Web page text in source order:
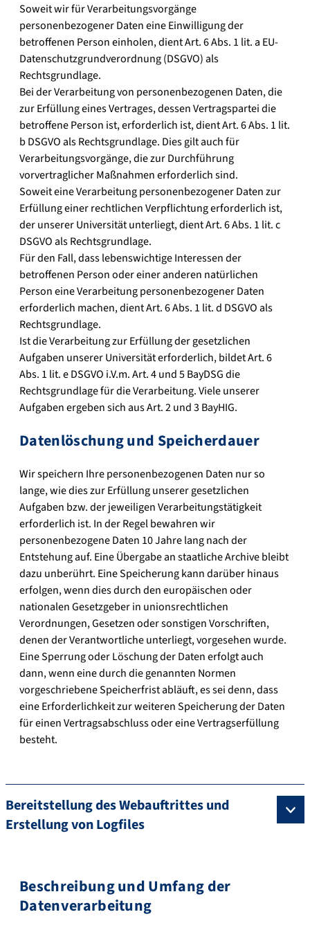
Soweit wir für Verarbeitungsvorgänge
personenbezogener Daten eine Einwilligung der
betroffenen Person einholen, dient Art. 6 Abs. 1 lit. a EU-
Datenschutzgrundverordnung (DSGVO) als
Rechtsgrundlage.
Bei der Verarbeitung von personenbezogenen Daten, die
zur Erfüllung eines Vertrages, dessen Vertragspartei die
betroffene Person ist, erforderlich ist, dient Art. 6 Abs. 1 lit.
b DSGVO als Rechtsgrundlage. Dies gilt auch für
Verarbeitungsvorgänge, die zur Durchführung
vorvertraglicher Maßnahmen erforderlich sind.
Soweit eine Verarbeitung personenbezogener Daten zur
Erfüllung einer rechtlichen Verpflichtung erforderlich ist,
der unserer Universität unterliegt, dient Art. 6 Abs. 1 lit. c
DSGVO als Rechtsgrundlage.
Für den Fall, dass lebenswichtige Interessen der
betroffenen Person oder einer anderen natürlichen
Person eine Verarbeitung personenbezogener Daten
erforderlich machen, dient Art. 6 Abs. 1 lit. d DSGVO als
Rechtsgrundlage.
Ist die Verarbeitung zur Erfüllung der gesetzlichen
Aufgaben unserer Universität erforderlich, bildet Art. 6
Abs. 1 lit. e DSGVO i.V.m. Art. 4 und 5 BayDSG die
Rechtsgrundlage für die Verarbeitung. Viele unserer
Aufgaben ergeben sich aus Art. 2 und 3 BayHIG.
Datenlöschung und Speicherdauer
Wir speichern Ihre personenbezogenen Daten nur so
lange, wie dies zur Erfüllung unserer gesetzlichen
Aufgaben bzw. der jeweiligen Verarbeitungstätigkeit
erforderlich ist. In der Regel bewahren wir
personenbezogene Daten 10 Jahre lang nach der
Entstehung auf. Eine Übergabe an staatliche Archive bleibt
dazu unberührt. Eine Speicherung kann darüber hinaus
erfolgen, wenn dies durch den europäischen oder
nationalen Gesetzgeber in unionsrechtlichen
Verordnungen, Gesetzen oder sonstigen Vorschriften,
denen der Verantwortliche unterliegt, vorgesehen wurde.
Eine Sperrung oder Löschung der Daten erfolgt auch
dann, wenn eine durch die genannten Normen
vorgeschriebene Speicherfrist abläuft, es sei denn, dass
eine Erforderlichkeit zur weiteren Speicherung der Daten
für einen Vertragsabschluss oder eine Vertragserfüllung
besteht.
Bereitstellung des Webauftrittes und
Erstellung von Logfiles
Beschreibung und Umfang der
Datenverarbeitung